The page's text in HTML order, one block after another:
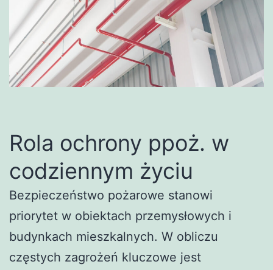
Rola ochrony ppoż. w
codziennym życiu
Bezpieczeństwo pożarowe stanowi
priorytet w obiektach przemysłowych i
budynkach mieszkalnych. W obliczu
częstych zagrożeń kluczowe jest